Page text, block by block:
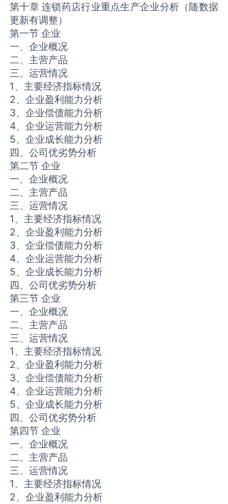
第十章 连锁药店行业重点生产企业分析（随数据
更新有调整）
第一节 企业
一、企业概况
二、主营产品
三、运营情况
1、主要经济指标情况
2、企业盈利能力分析
3、企业偿债能力分析
4、企业运营能力分析
5、企业成长能力分析
四、公司优劣势分析
第二节 企业
一、企业概况
二、主营产品
三、运营情况
1、主要经济指标情况
2、企业盈利能力分析
3、企业偿债能力分析
4、企业运营能力分析
5、企业成长能力分析
四、公司优劣势分析
第三节 企业
一、企业概况
二、主营产品
三、运营情况
1、主要经济指标情况
2、企业盈利能力分析
3、企业偿债能力分析
4、企业运营能力分析
5、企业成长能力分析
四、公司优劣势分析
第四节 企业
一、企业概况
二、主营产品
三、运营情况
1、主要经济指标情况
2、企业盈利能力分析